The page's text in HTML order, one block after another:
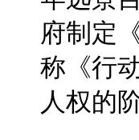
府制定
称《行
人权的